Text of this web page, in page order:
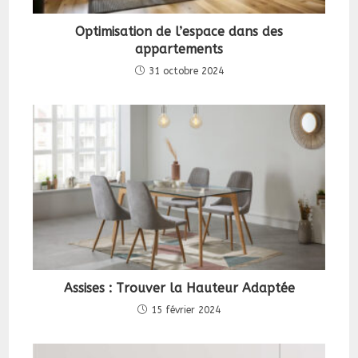
Optimisation de l’espace dans des
appartements
31 octobre 2024
Assises : Trouver la Hauteur Adaptée
15 février 2024